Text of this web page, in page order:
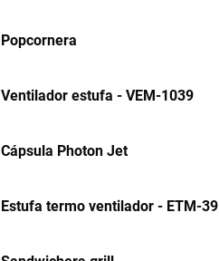
Popcornera
Ventilador estufa - VEM-1039
Cápsula Photon Jet
Estufa termo ventilador - ETM-39